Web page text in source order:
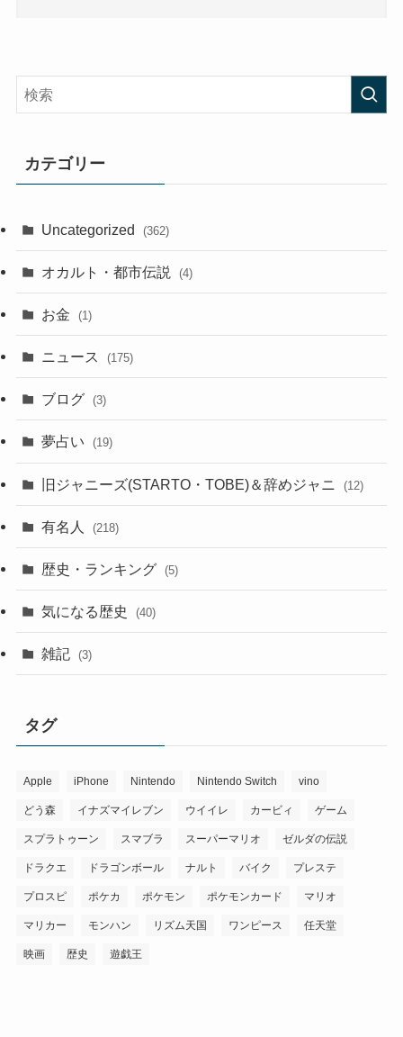
カテゴリー
Uncategorized (362)
オカルト・都市伝説 (4)
お金 (1)
ニュース (175)
ブログ (3)
夢占い (19)
旧ジャニーズ(STARTO・TOBE)＆辞めジャニ (12)
有名人 (218)
歴史・ランキング (5)
気になる歴史 (40)
雑記 (3)
タグ
Apple iPhone Nintendo Nintendo Switch vino
どう森 イナズマイレブン ウイイレ カービィ ゲーム
スプラトゥーン スマブラ スーパーマリオ ゼルダの伝説
ドラクエ ドラゴンボール ナルト バイク プレステ
プロスピ ポケカ ポケモン ポケモンカード マリオ
マリカー モンハン リズム天国 ワンピース 任天堂
映画 歴史 遊戯王